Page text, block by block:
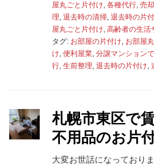
屋丸ごと片付け, 各種代行, 売
理, 退去時の清掃, 退去時の片
屋丸ごと片付け, 高齢者の生活
タグ: お部屋の片付け, お部屋
け, 便利屋業, 分譲マンション
行, 生前整理, 退去時の片付け,
札幌市東区で
不用品のお片
大変お世話になっており